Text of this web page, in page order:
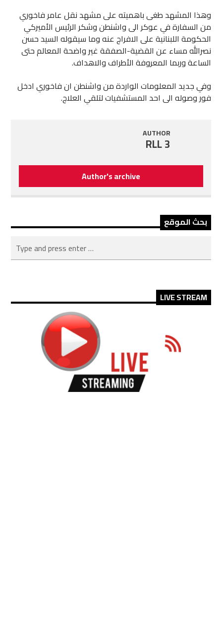
وهذا المشهد طغى باهميته على مشهد نقل عامر فاخوري
من السفارة في عوكر الى واشنطن وشكر الرئيس الأميركي
الحكومة اللبنانية على الافراج عنه وما سيقوله السيد حسن
نصرالله مساء عن القضية-الصفقة غير واضحة المعالم حتى
الساعة وربما المعروفة الأطراف والاهداف.
وفي جديد المعلومات الواردة من واشنطن ان فاخوري ادخل
فور وصوله الى احد المستشفيات لتلقي العلاج.
AUTHOR
RLL 3
Author's archive
بحث الموقع
LIVE STREAM